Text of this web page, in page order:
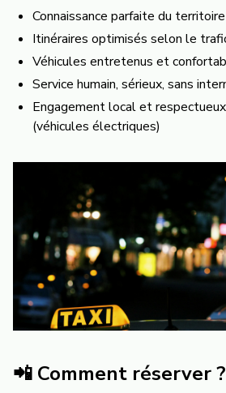
Connaissance parfaite du
Itinéraires optimisés selon le
Véhicules entretenus et
Service humain, sérieux, sans
Engagement local et
(véhicules électriques)
📲 Comment réserver ?